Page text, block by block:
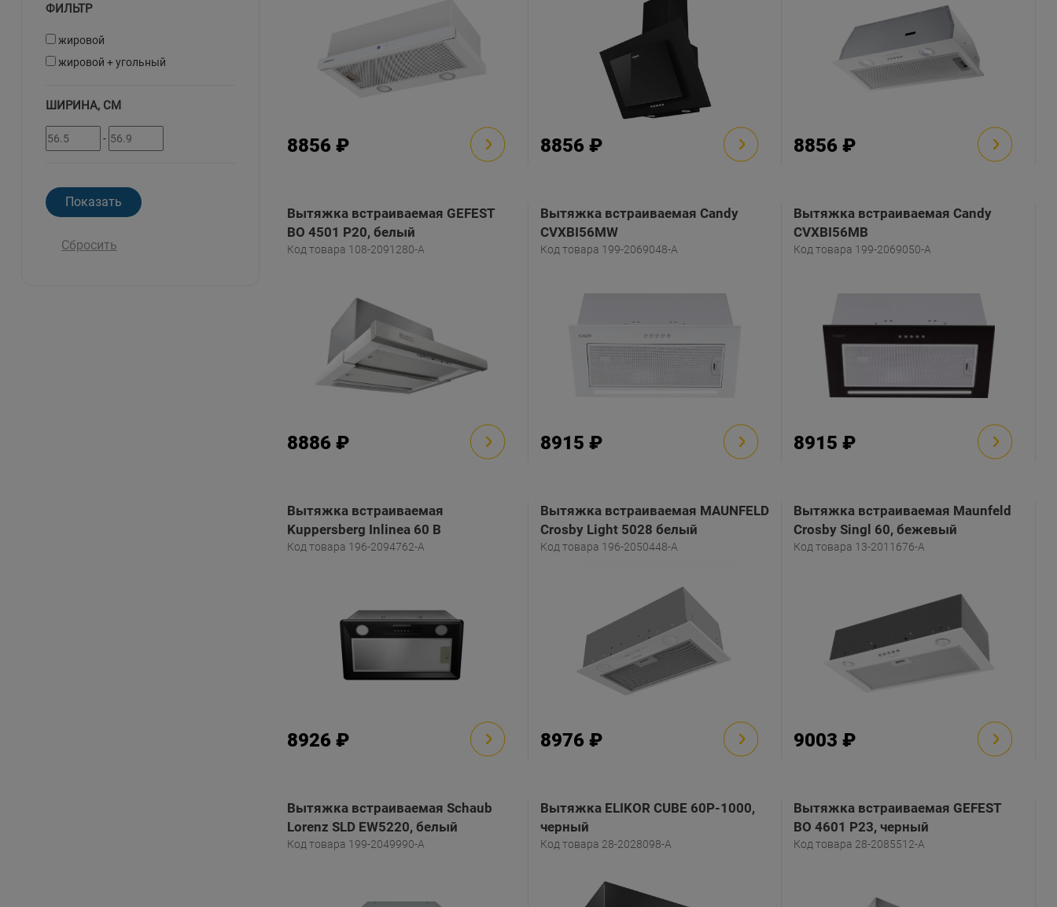
ФИЛЬТР
жировой
жировой + угольный
ШИРИНА, СМ
-
Сбросить
8856 ₽ 8856 ₽ 8856 ₽
Вытяжка встраиваемая GEFEST
ВО 4501 Р20, белый
Код товара 108-2091280-A
8886 ₽
Вытяжка встраиваемая Candy
CVXBI56MW
Код товара 199-2069048-A
8915 ₽
Вытяжка встраиваемая Candy
CVXBI56MB
Код товара 199-2069050-A
8915 ₽
Вытяжка встраиваемая
Kuppersberg Inlinea 60 B
Код товара 196-2094762-A
8926 ₽
Вытяжка встраиваемая MAUNFELD
Crosby Light 5028 белый
Код товара 196-2050448-A
8976 ₽
Вытяжка встраиваемая Maunfeld
Crosby Singl 60, бежевый
Код товара 13-2011676-A
9003 ₽
Вытяжка встраиваемая Schaub
Lorenz SLD EW5220, белый
Код товара 199-2049990-A
Вытяжка ELIKOR CUBE 60P-1000,
черный
Код товара 28-2028098-A
Вытяжка встраиваемая GEFEST
ВО 4601 Р23, черный
Код товара 28-2085512-A